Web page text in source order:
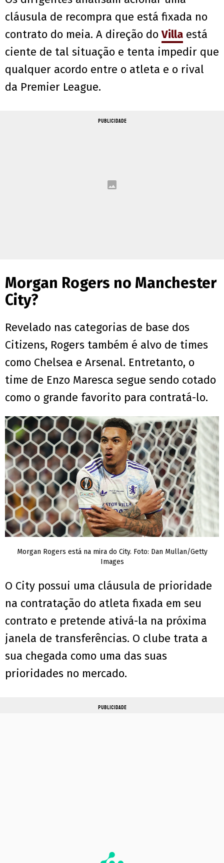
cláusula de recompra que está fixada no
contrato do meia. A direção doVilla está
ciente de tal situação e tenta impedir que
qualquer acordo entre o atleta e o rival
da Premier League.
PUBLICIDADE
Morgan Rogers no Manchester
City?
Revelado nas categorias de base dos
Citizens, Rogers também é alvo de times
como Chelsea e Arsenal. Entretanto, o
time de Enzo Maresca segue sendo cotado
como o grande favorito para contratá-lo.
Morgan Rogers está na mira do City. Foto: Dan Mullan/Getty
Images
O City possui uma cláusula de prioridade
na contratação do atleta fixada em seu
contrato e pretende ativá-la na próxima
janela de transferências. O clube trata a
sua chegada como uma das suas
prioridades no mercado.
PUBLICIDADE